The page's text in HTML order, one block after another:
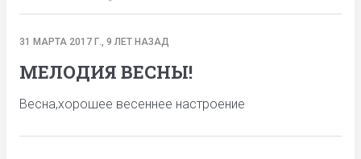
31 МАРТА 2017 Г., 9 ЛЕТ НАЗАД
МЕЛОДИЯ ВЕСНЫ!
Весна,хорошее весеннее настроение